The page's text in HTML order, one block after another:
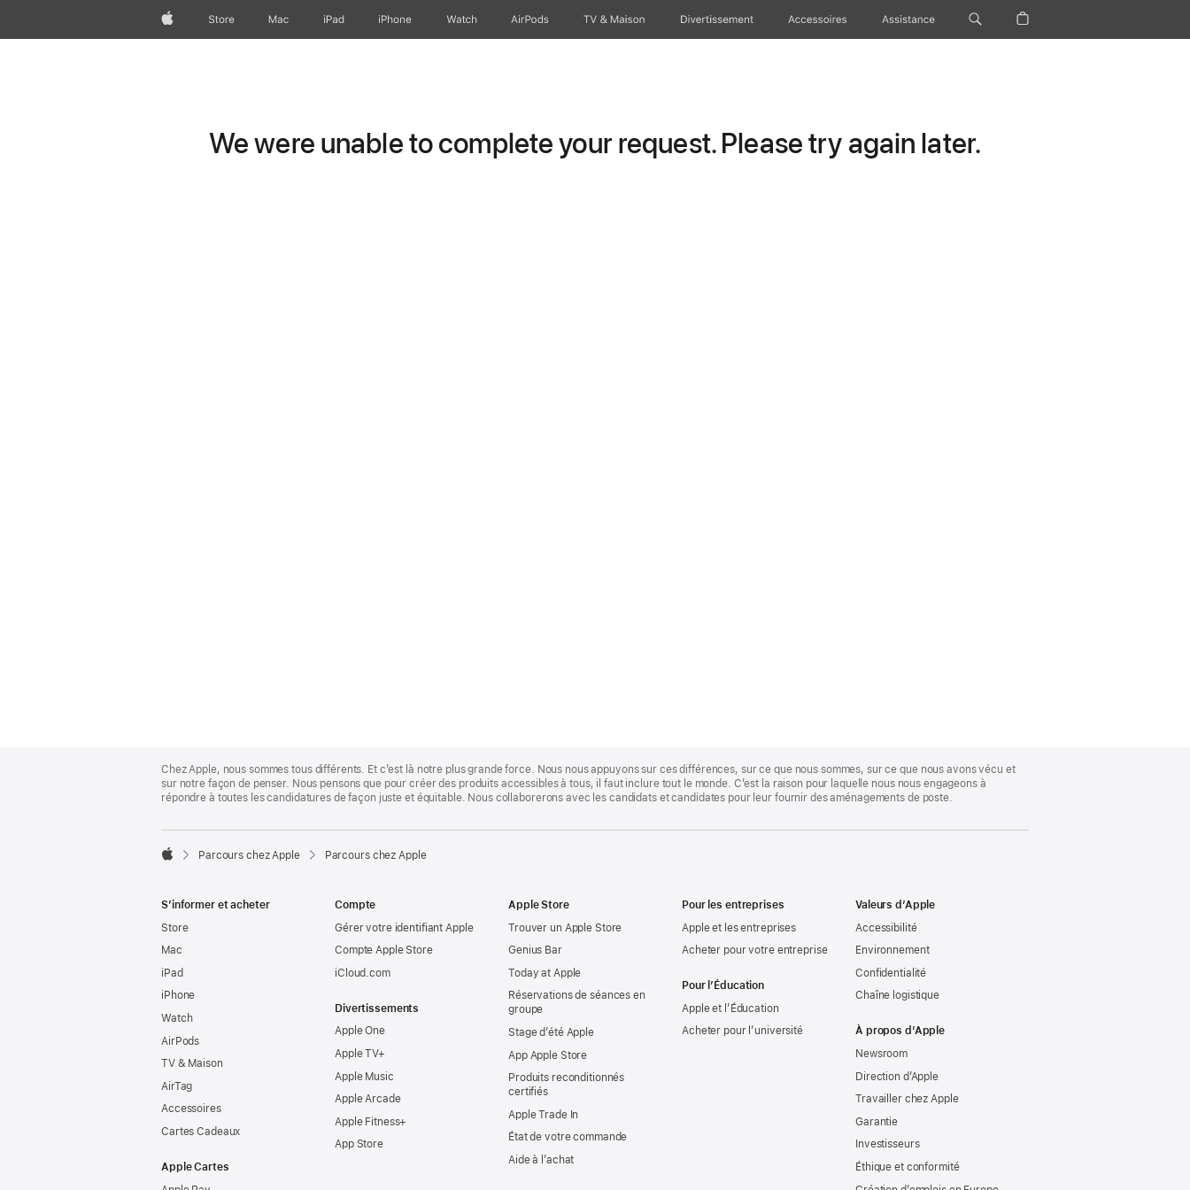
AppleStore Mac iPad iPhone Watch AirPods TV & Maison Divertissements Accessoires Assistance
We were unable to complete your request. Please try again later.
Footer
Chez Apple, nous sommes tous différents. Et c’est là notre plus grande force. Nous nous appuyons sur ces différences, sur ce que nous sommes, sur ce que nous avons vécu et
sur notre façon de penser. Nous pensons que pour créer des produits accessibles à tous, il faut inclure tout le monde. C’est la raison pour laquelle nous nous engageons à
répondre à toutes les candidatures de façon juste et équitable. Nous collaborerons avec les candidats et candidates pour leur fournir des aménagements de poste.

Parcours chez Apple Parcours chez Apple
S’informer et acheter
Store
Mac
iPad
iPhone
Watch
AirPods
TV & Maison
AirTag
Accessoires
Cartes Cadeaux
Apple Cartes
Compte
Gérer votre identifiant Apple
Compte Apple Store
iCloud.com
Divertissements
Apple One
Apple TV+
Apple Music
Apple Arcade
Apple Fitness+
App Store
Apple Store
Trouver un Apple Store
Genius Bar
Today at Apple
Réservations de séances en
groupe
Stage d’été Apple
App Apple Store
Produits reconditionnés
certifiés
Apple Trade In
État de votre commande
Aide à l’achat
Pour les entreprises
Apple et les entreprises
Acheter pour votre entreprise
Pour l’Éducation
Apple et l’Éducation
Acheter pour l’université
Valeurs d’Apple
Accessibilité
Environnement
Confidentialité
Chaîne logistique
À propos d’Apple
Newsroom
Direction d’Apple
Travailler chez Apple
Garantie
Investisseurs
Éthique et conformité